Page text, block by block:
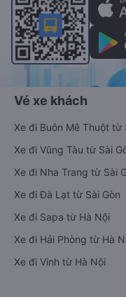
Vé xe khách
Xe đi Buôn Mê Thuột từ
Xe đi Vũng Tàu từ Sài
Xe đi Nha Trang từ Sài
Xe đi Đà Lạt từ Sài Gòn
Xe đi Sapa từ Hà Nội
Xe đi Hải Phòng từ Hà
Xe đi Vinh từ Hà Nội